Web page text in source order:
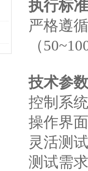
执行标
严格遵
（
技术参数
控制系
操作界
灵活测
测试需